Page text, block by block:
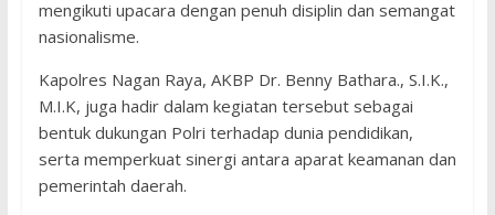
mengikuti upacara dengan penuh disiplin dan semangat
nasionalisme.
Kapolres Nagan Raya, AKBP Dr. Benny Bathara., S.I.K.,
M.I.K, juga hadir dalam kegiatan tersebut sebagai
bentuk dukungan Polri terhadap dunia pendidikan,
serta memperkuat sinergi antara aparat keamanan dan
pemerintah daerah.